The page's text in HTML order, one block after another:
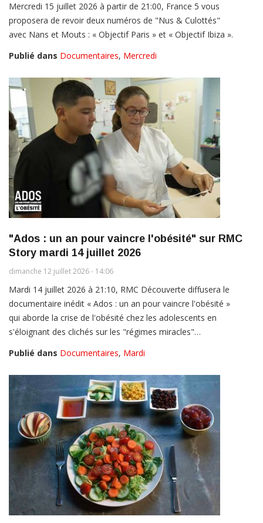
Mercredi 15 juillet 2026 à partir de 21:00, France 5 vous
proposera de revoir deux numéros de "Nus & Culottés"
avec Nans et Mouts : « Objectif Paris » et « Objectif Ibiza ».
Publié dans Documentaires, Mercredi
"Ados : un an pour vaincre l'obésité" sur RMC
Story mardi 14 juillet 2026
dimanche 12 juillet 2026 - 14:06
Mardi 14 juillet 2026 à 21:10, RMC Découverte diffusera le
documentaire inédit « Ados : un an pour vaincre l'obésité »
qui aborde la crise de l'obésité chez les adolescents en
s'éloignant des clichés sur les "régimes miracles"…
Publié dans Documentaires, Mardi